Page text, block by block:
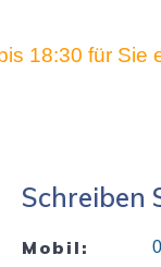
18:30 für Sie
Schreiben
Mobil: